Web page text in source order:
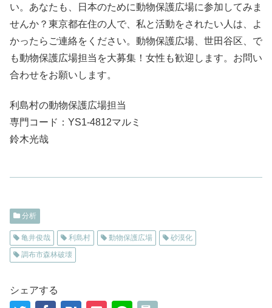
い。あなたも、日本のために動物保護広場に参加してみま
せんか？東京都在住の人で、私と活動をされたい人は、よ
かったらご連絡をください。動物保護広場、世田谷区、で
も動物保護広場担当を大募集！女性も歓迎します。お問い
合わせをお願いします。
利島村の動物保護広場担当
専門コード：YS1-4812マルミ
鈴木光哉
分析
亀井俊哉 利島村 動物保護広場
砂漠化
調布市森林破壊
シェアする